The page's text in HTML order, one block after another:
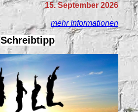
15. September 2026
mehr Informationen
Schreibtipp